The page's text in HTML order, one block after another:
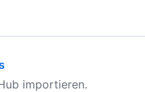
importieren.